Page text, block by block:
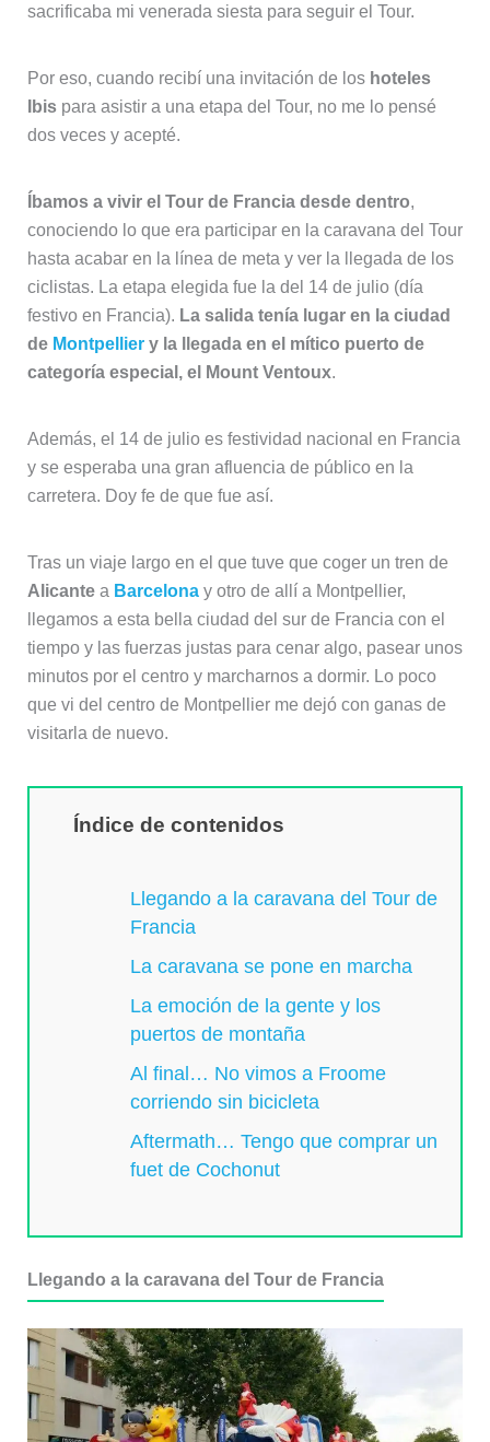
sacrificaba mi venerada siesta para seguir el Tour.
Por eso, cuando recibí una invitación de loshoteles
Ibispara asistir a una etapa del Tour, no me lo pensé
dos veces y acepté.
Íbamos a vivir el Tour de Francia desde dentro,
conociendo lo que era participar en la caravana del Tour
hasta acabar en la línea de meta y ver la llegada de los
ciclistas. La etapa elegida fue la del 14 de julio (día
festivo en Francia). La salida tenía lugar en la ciudad
de Montpelliery la llegada en el mítico puerto de
categoría especial, el Mount Ventoux.
Además, el 14 de julio es festividad nacional en Francia
y se esperaba una gran afluencia de público en la
carretera. Doy fe de que fue así.
Tras un viaje largo en el que tuve que coger un tren de
Alicantea Barcelonay otro de allí a Montpellier,
llegamos a esta bella ciudad del sur de Francia con el
tiempo y las fuerzas justas para cenar algo, pasear unos
minutos por el centro y marcharnos a dormir. Lo poco
que vi del centro de Montpellier me dejó con ganas de
visitarla de nuevo.
Índice de contenidos
Llegando a la caravana del Tour de
Francia
La caravana se pone en marcha
La emoción de la gente y los
puertos de montaña
Al final… No vimos a Froome
corriendo sin bicicleta
Aftermath… Tengo que comprar un
fuet de Cochonut
Llegando a la caravana del Tour de Francia